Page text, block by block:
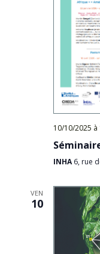
10/10/2025 à
INHA6, rue
VEN
10